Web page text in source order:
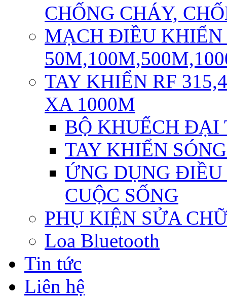
CHỐNG CHÁY,
MẠCH ĐIỀU
TAY KHIỂN RF
XA 1000M
BỘ KHUẾCH ĐẠI
TAY KHIỂN
ỨNG DỤNG
CUỘC SỐNG
PHỤ KIỆN SỬA
Loa Bluetooth
Tin tức
Liên hệ